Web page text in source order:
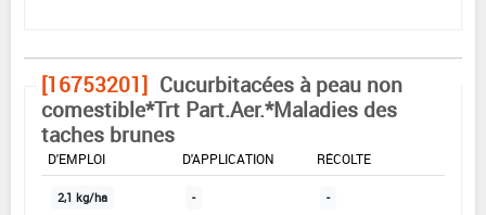
[16753201] Cucurbitacées à peau non
comestible*Trt Part.Aer.*Maladies des
taches brunes
DOSE MAX
D'EMPLOI
D'APPLICATION
RÉCOLTE
2,1 kg/ha - -